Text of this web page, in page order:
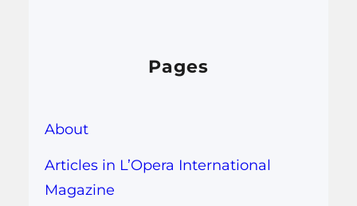
Pages
About
Articles in L’Opera International
Magazine